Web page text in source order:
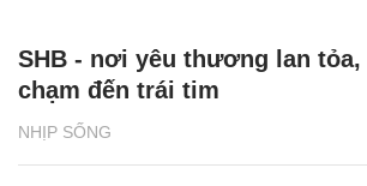
NHỊP SỐNG
SHB - nơi yêu thương lan
chạm đến trái tim